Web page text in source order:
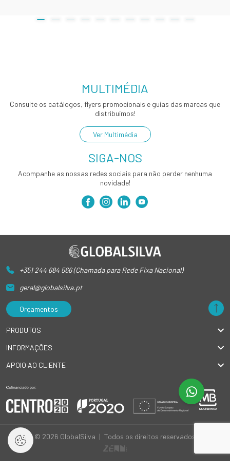
MULTIMÉDIA
Consulte os catálogos, flyers promocionais e guias das marcas que
distribuímos!
Ver Multimédia
SIGA-NOS
Acompanhe as nossas redes sociais para não perder nenhuma
novidade!
+351 244 684 566 (Chamada para Rede Fixa Nacional)
geral@globalsilva.pt
Orçamentos
PRODUTOS
INFORMAÇÕES
APOIO AO CLIENTE
© 2026 GlobalSilva | Todos os direitos reservados